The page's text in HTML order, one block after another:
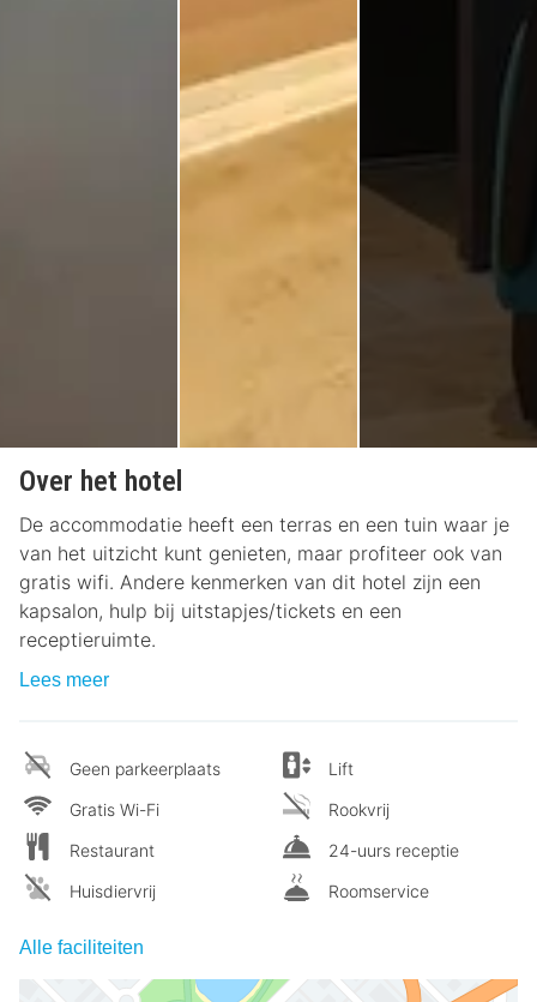
Over het hotel
De accommodatie heeft een terras en een tuin waar je
van het uitzicht kunt genieten, maar profiteer ook van
gratis wifi. Andere kenmerken van dit hotel zijn een
kapsalon, hulp bij uitstapjes/tickets en een
receptieruimte.
Lees meer
Geen parkeerplaats
Gratis Wi-Fi
Restaurant
Huisdiervrij
Lift
Rookvrij
24-uurs receptie
Roomservice
Alle faciliteiten